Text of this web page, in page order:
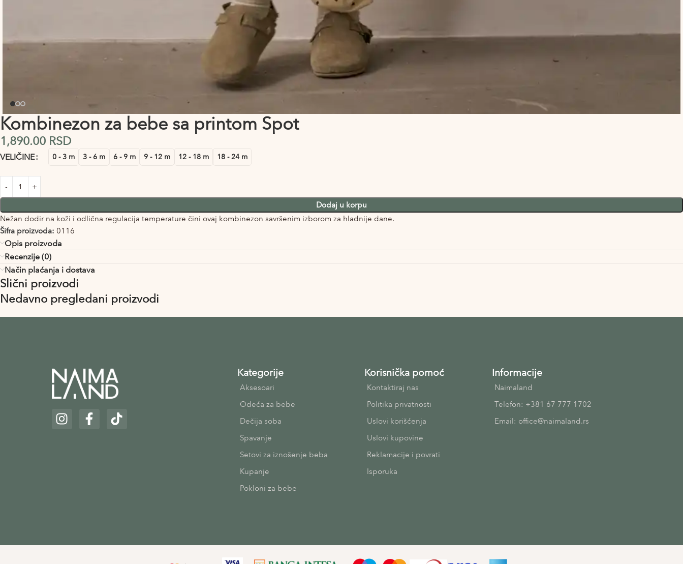
Kombinezon za bebe sa printom Spot
1,890.00 RSD
VELIČINE 0 - 3 m 3 - 6 m 6 - 9 m 9 - 12 m 12 - 18 m 18 - 24 m
Dodaj u korpu
Alternative:
Nežan dodir na koži i odlična regulacija temperature čini ovaj kombinezon savršenim izborom za hladnije dane.
Šifra proizvoda: 0116
Opis proizvoda
Recenzije (0)
Način plaćanja i dostava
Slični proizvodi
Nedavno pregledani proizvodi
Kategorije
Aksesoari
Odeća za bebe
Dečija soba
Spavanje
Setovi za iznošenje beba
Kupanje
Pokloni za bebe
Korisnička pomoć
Kontaktiraj nas
Politika privatnosti
Uslovi korišćenja
Uslovi kupovine
Reklamacije i povrati
Isporuka
Informacije
Naimaland
Telefon: +381 67 777 1702
Email: office@naimaland.rs